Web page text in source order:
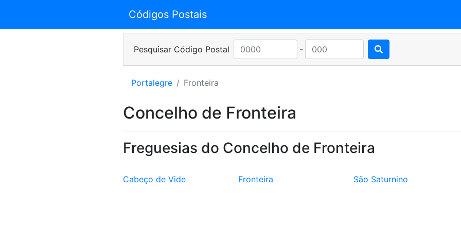
Códigos Postais
Pesquisar Código Postal -
Portalegre Fronteira
Concelho de Fronteira
Freguesias do Concelho de Fronteira
Cabeço de Vide Fronteira São Saturnino